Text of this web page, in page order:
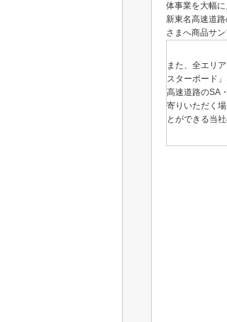
体事業を大幅
新東名高速道
さまへ商品サ
また、全エリ
スターボード
高速道路のSA
寄りいただく
とができる当